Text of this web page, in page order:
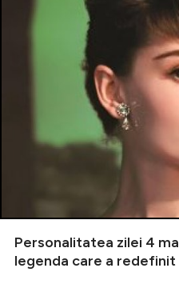
Personalitatea zilei 4
legenda care a